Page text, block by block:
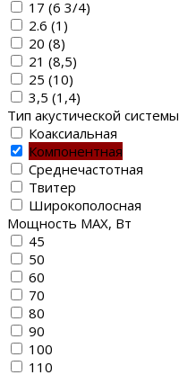
17 (6 3/4)
2.6 (1)
20 (8)
21 (8,5)
25 (10)
3,5 (1,4)
Тип акустической системы
Коаксиальная
Компонентная
Среднечастотная
Твитер
Широкополосная
Мощность MAX, Вт
45
50
60
70
80
90
100
110